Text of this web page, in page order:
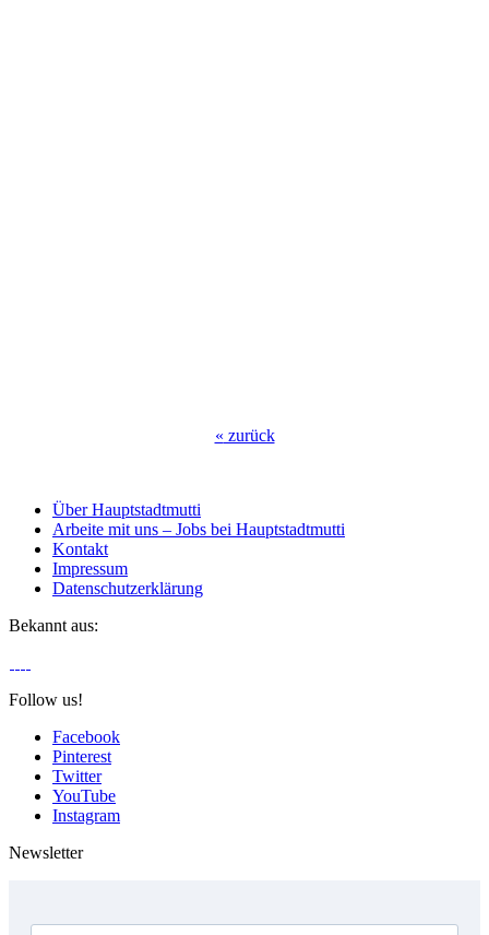
« zurück
Über Hauptstadtmutti
Arbeite mit uns – Jobs bei Hauptstadtmutti
Kontakt
Impressum
Datenschutzerklärung
Bekannt aus:
Follow us!
Facebook
Pinterest
Twitter
YouTube
Instagram
Newsletter